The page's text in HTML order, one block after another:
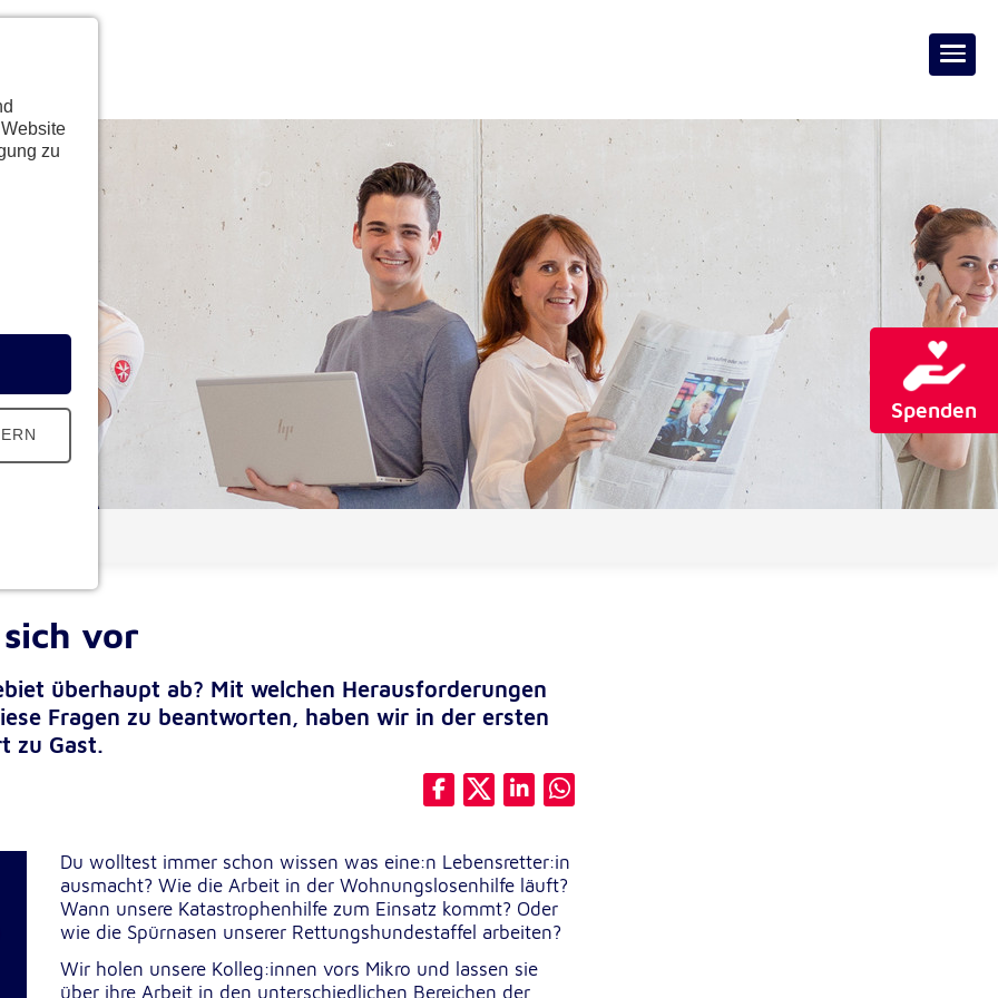
Spenden
vor
überhaupt ab? Mit welchen Herausforderungen
Fragen zu beantworten, haben wir in der ersten
zu Gast.
Du wolltest immer schon wissen was eine:n Lebensretter:in
ausmacht? Wie die Arbeit in der Wohnungslosenhilfe läuft?
Wann unsere Katastrophenhilfe zum Einsatz kommt? Oder
wie die Spürnasen unserer Rettungshundestaffel arbeiten?
Wir holen unsere Kolleg:innen vors Mikro und lassen sie
über ihre Arbeit in den unterschiedlichen Bereichen der
zu